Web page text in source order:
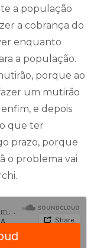
a população
a cobrança do
enquanto
a população.
porque ao
um mutirão
e depois
que ter
prazo, porque
o problema vai